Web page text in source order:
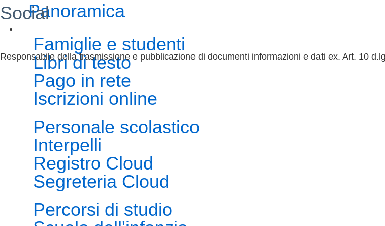
Panoramica
Famiglie e studenti
Libri di testo
Pago in rete
Iscrizioni online
Personale scolastico
Interpelli
Registro Cloud
Segreteria Cloud
Percorsi di studio
Social
Responsabile della trasmissione e pubblicazione di documenti informazioni e dati ex. Art. 10